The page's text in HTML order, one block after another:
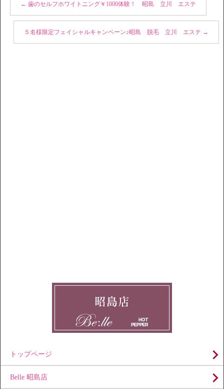
← 歯のセルフホワイトニング￥1000体験！ 昭島 立川 エステ
５名様限定フェイシャルキャンペーン♪昭島 脱毛 立川 エステ →
トップページ
Belle 昭島店